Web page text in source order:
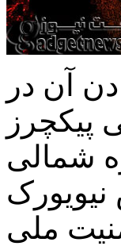
آن در
پیکچرز
شمالی
ملی